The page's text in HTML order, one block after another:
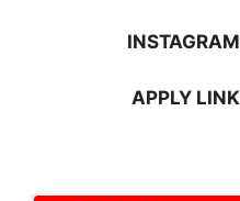
APPLY LIN